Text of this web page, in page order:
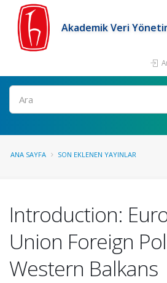
Akademik Veri
Ara
ANA SAYFA SON EKLENEN YAYINLAR
Introduction:
Union Foreign
Western Balkans